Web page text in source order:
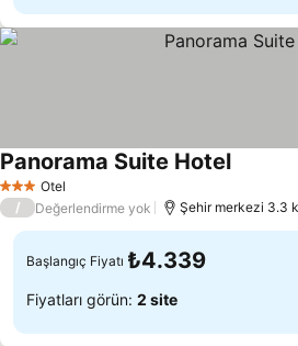
3 YıldızOtel
Panorama Suite Hotel
/ Değerlendirme yok Şehir merkezi 3.3
Başlangıç Fiyatı ₺4.339
Fiyatları görün: 2 site